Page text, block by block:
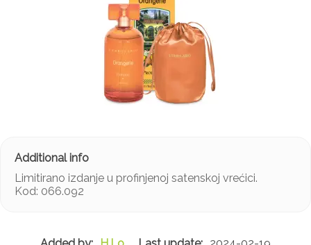
Limitirano izdanje u profinjenoj satenskoj vrećici.
Kod: 066.092